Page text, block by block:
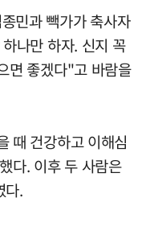
민과 빽가가 축사자
나만 하자. 신지 꼭
면 좋겠다"고 바람을
때 건강하고 이해심
다. 이후 두 사람은
다.